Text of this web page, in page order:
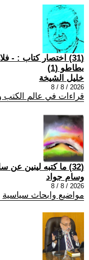
(31) اختصار كتاب : -
بطاطو (1)
خليل الشيخة
2026 / 8 / 8
قراءات في عالم الكتب
(32) ما كتبه لينين عن سلوك الإنتهازيين
وسام جواد
2026 / 8 / 8
مواضيع وابحاث سياسية